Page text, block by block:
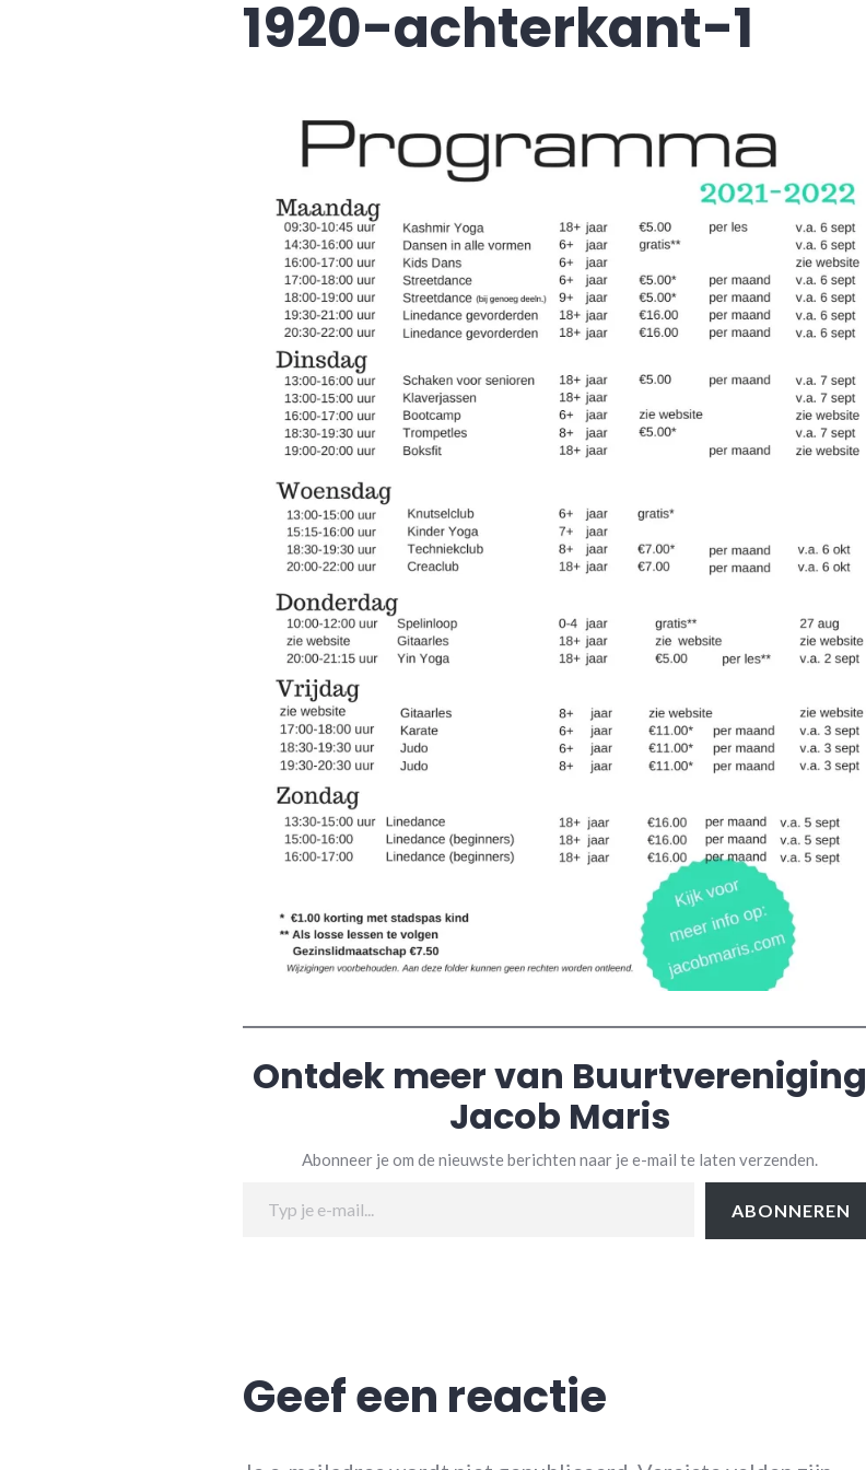
1920-achterkant-1
Ontdek meer van Buurtvereniging
Jacob Maris
Abonneer je om de nieuwste berichten naar je e-mail te laten verzenden.
ABONNEREN
Geef een reactie